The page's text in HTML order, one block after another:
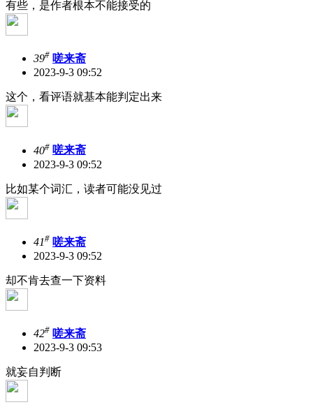
有些，是作者根本不能接受的
39# 嗟来斋
2023-9-3 09:52
这个，看评语就基本能判定出来
40# 嗟来斋
2023-9-3 09:52
比如某个词汇，读者可能没见过
41# 嗟来斋
2023-9-3 09:52
却不肯去查一下资料
42# 嗟来斋
2023-9-3 09:53
就妄自判断